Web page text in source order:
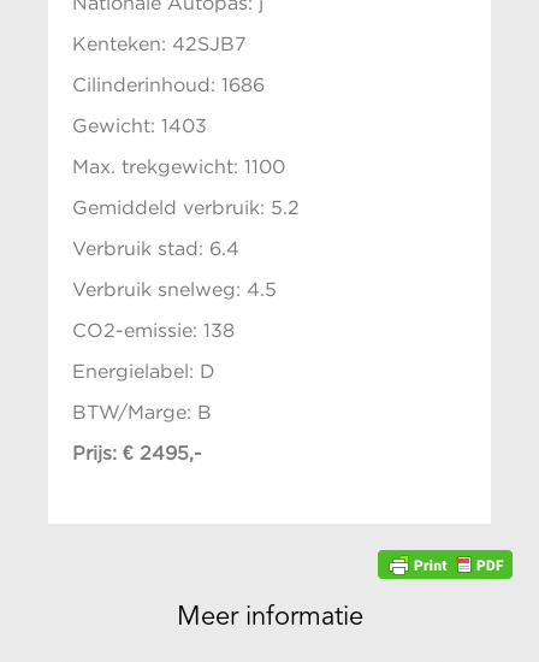
Kenteken: 42SJB7
Cilinderinhoud: 1686
Gewicht: 1403
Max. trekgewicht: 1100
Gemiddeld verbruik: 5.2
Verbruik stad: 6.4
Verbruik snelweg: 4.5
CO2-emissie: 138
Energielabel: D
BTW/Marge: B
Prijs: € 2495,-
Meer informatie